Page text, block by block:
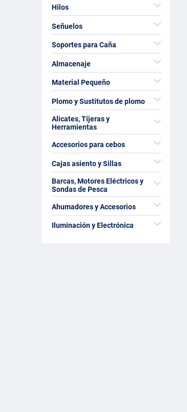
Hilos
Señuelos
Soportes para Caña
Almacenaje
Material Pequeño
Plomo y Sustitutos de plomo
Alicates, Tijeras y
Herramientas
Accesorios para cebos
Cajas asiento y Sillas
Barcas, Motores Eléctricos y
Sondas de Pesca
Ahumadores y Accesorios
Iluminación y Electrónica